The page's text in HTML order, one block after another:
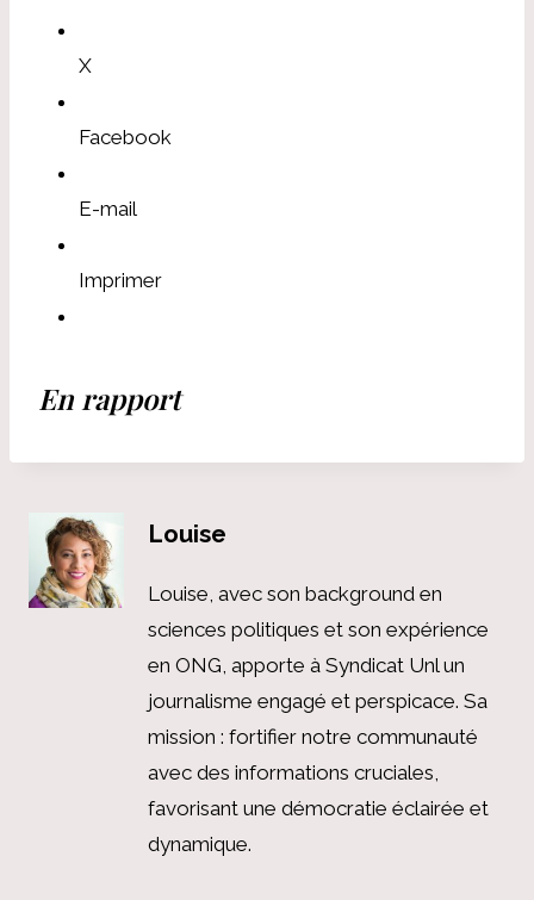
X
Facebook
E-mail
Imprimer
En rapport
Louise
Louise, avec son background en
sciences politiques et son expérience
en ONG, apporte à Syndicat Unl un
journalisme engagé et perspicace. Sa
mission : fortifier notre communauté
avec des informations cruciales,
favorisant une démocratie éclairée et
dynamique.